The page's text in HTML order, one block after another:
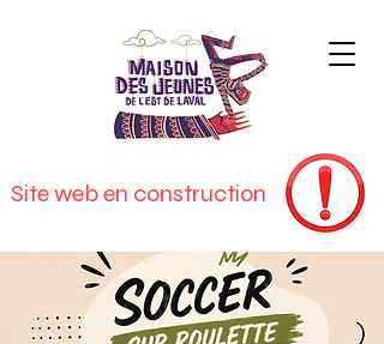
Site web en construction